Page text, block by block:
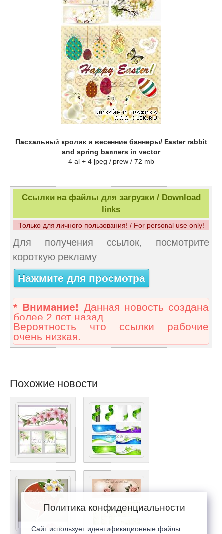
Пасхальный кролик и весенние баннеры/ Easter rabbit
and spring banners in vector
4 ai + 4 jpeg / prew / 72 mb
Ссылки на файлы для загрузки / Download
links
Только для личного пользования! / For personal use only!
Для получения ссылок, посмотрите
короткую рекламу
Нажмите для просмотра
* Внимание! Данная новость создана
более 2 лет назад.
Вероятность что ссылки рабочие
очень низкая.
Похожие новости
Политика конфиденциальности
Сайт использует идентификационные файлы